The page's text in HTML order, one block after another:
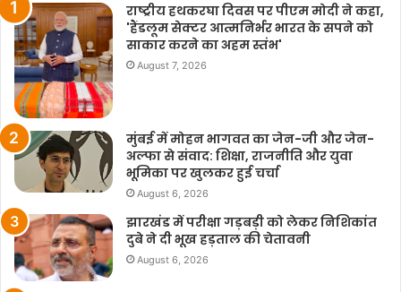
राष्ट्रीय हथकरघा दिवस पर पीएम मोदी ने कहा,
'हैंडलूम सेक्टर आत्मनिर्भर भारत के सपने को
साकार करने का अहम स्तंभ'
August 7, 2026
मुंबई में मोहन भागवत का जेन-जी और जेन-
अल्फा से संवाद: शिक्षा, राजनीति और युवा
भूमिका पर खुलकर हुई चर्चा
August 6, 2026
झारखंड में परीक्षा गड़बड़ी को लेकर निशिकांत
दुबे ने दी भूख हड़ताल की चेतावनी
August 6, 2026